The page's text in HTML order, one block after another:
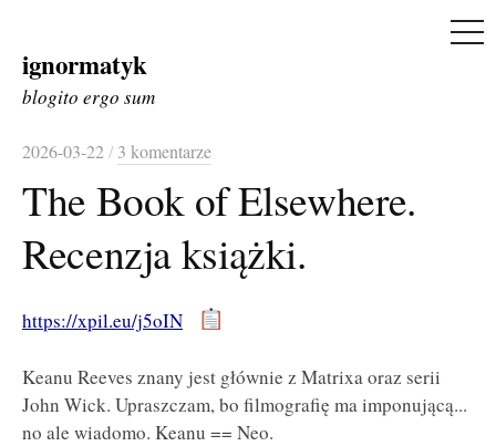
Skip
to
ignormatyk
blogito ergo sum
2026-03-22/ 3 komentarze
The Book of Elsewhere.
Recenzja książki.
https://xpil.eu/j5oIN
Keanu Reeves znany jest głównie z Matrixa oraz serii
John Wick. Upraszczam, bo filmografię ma imponującą...
no ale wiadomo. Keanu == Neo.